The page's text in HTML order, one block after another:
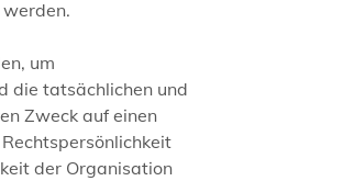
um
die tatsächlichen und
Zweck auf einen
der Organisation